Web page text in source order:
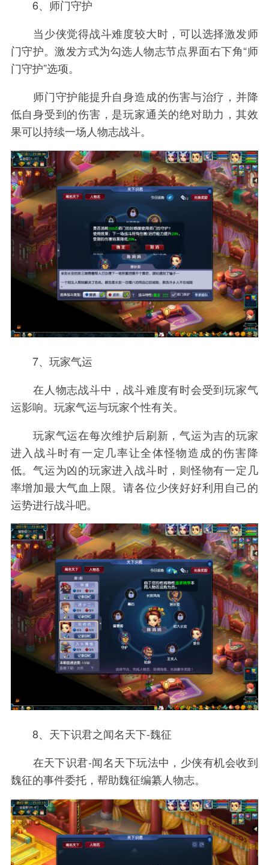
6、师门守护
当少侠觉得战斗难度较大时，可以选择激发师
门守护。激发方式为勾选人物志节点界面右下角“师
门守护”选项。
师门守护能提升自身造成的伤害与治疗，并降
低自身受到的伤害，是玩家通关的绝对助力，其效
果可以持续一场人物志战斗。
7、玩家气运
在人物志战斗中，战斗难度有时会受到玩家气
运影响。玩家气运与玩家个性有关。
玩家气运在每次维护后刷新，气运为吉的玩家
进入战斗时有一定几率让全体怪物造成的伤害降
低。气运为凶的玩家进入战斗时，则怪物有一定几
率增加最大气血上限。请各位少侠好好利用自己的
运势进行战斗吧。
8、天下识君之闻名天下-魏征
在天下识君-闻名天下玩法中，少侠有机会收到
魏征的事件委托，帮助魏征编纂人物志。